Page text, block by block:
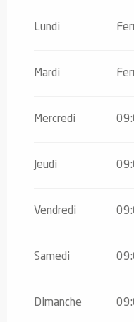
Lundi
Mardi
Mercredi
Jeudi
Vendredi
Samedi
Dimanche